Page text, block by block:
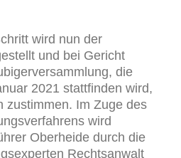
wird nun der
und bei Gericht
die
2021 stattfinden wird,
zustimmen. Im Zuge des
wird
Oberheide durch die
Rechtsanwalt